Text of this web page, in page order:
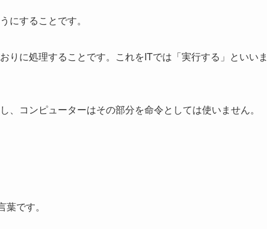
にすることです。
りに処理することです。これをITでは「実行する」といい
コンピューターはその部分を命令としては使いません。
です。